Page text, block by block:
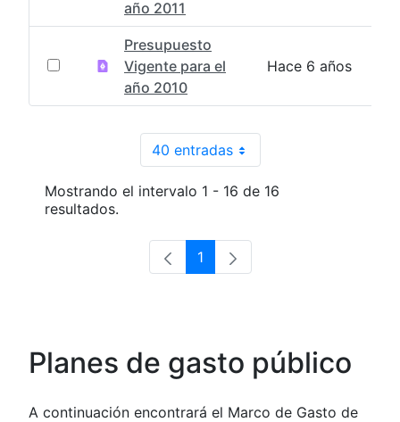
año 2011
Presupuesto
Vigente para el
año 2010
Hace 6 años
40 entradasPor página
Mostrando el intervalo 1 - 16 de 16
resultados.
Página
1
Planes de gasto público
A continuación encontrará el Marco de Gasto de